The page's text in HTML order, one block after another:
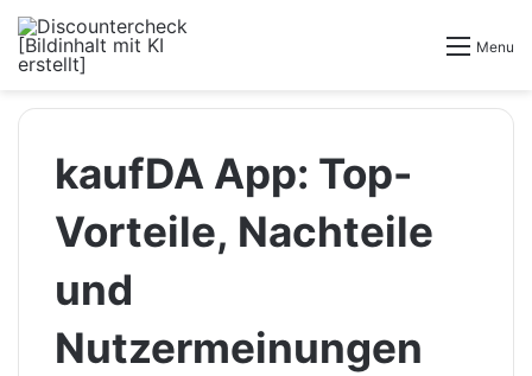
Menu
kaufDA App: Top-
Vorteile, Nachteile
und
Nutzermeinungen